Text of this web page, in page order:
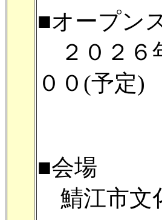
■オープン
２０２６
００(予定)
■会場
鯖江市文